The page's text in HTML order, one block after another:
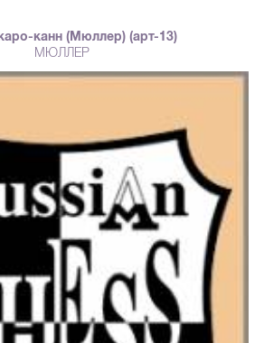
канн (Мюллер) (арт-13)
МЮЛЛЕР